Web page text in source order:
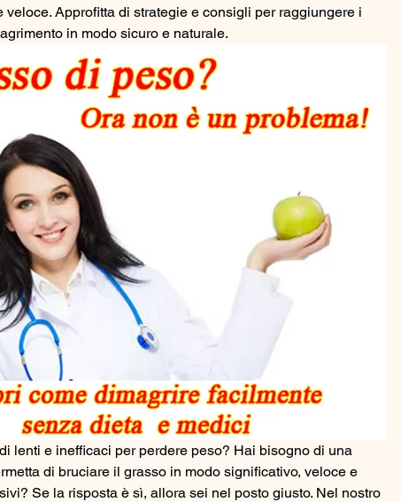
veloce. Approfitta di strategie e consigli per raggiungere i
in modo sicuro e naturale.
lenti e inefficaci per perdere peso? Hai bisogno di una
di bruciare il grasso in modo significativo, veloce e
Se la risposta è sì, allora sei nel posto giusto. Nel nostro